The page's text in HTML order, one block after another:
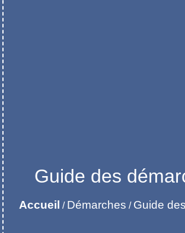
Guide des
Accueil / Démarches / Guide